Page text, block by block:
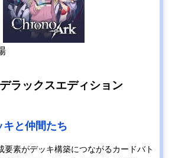
ラックスエディション
と仲間たち
要素がデッキ構築につながるカードバト